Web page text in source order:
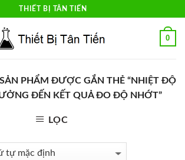
THIẾT BỊ TÂN TIẾN
0
SẢN PHẨM ĐƯỢC GẮN THẺ “NHIỆT ĐỘ
ĐẾN KẾT QUẢ ĐO ĐỘ NHỚT”
LỌC